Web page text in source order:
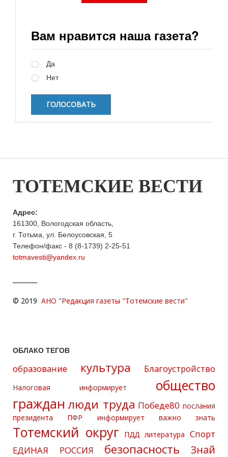
Вам нравится наша газета?
Да
Нет
ТОТЕМСКИЕ ВЕСТИ
Адрес:
161300, Вологодская область,
г. Тотьма, ул. Белоусовская, 5
Телефон/факс - 8 (8-1739) 2-25-51
totmavesti@yandex.ru
© 2019 АНО "Редакция газеты "Тотемские вести"
ОБЛАКО ТЕГОВ
образование культура Благоустройство
Налоговая информирует
общество
граждан люди труда Победе80 послания
президента
ПФР информирует важно знать
Тотемский округ ПДД литература Спорт
ЕДИНАЯ РОССИЯ
безопасность Знай